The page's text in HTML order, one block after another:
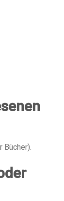
Bücher).